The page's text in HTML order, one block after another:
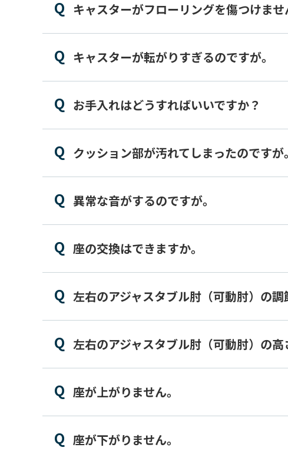
キャスターがフローリングを傷つけませ
キャスターが転がりすぎるのですが。
お手入れはどうすればいいですか？
クッション部が汚れてしまったのですが。
異常な音がするのですが。
座の交換はできますか。
左右のアジャスタブル肘（可動肘）の調
左右のアジャスタブル肘（可動肘）の高
座が上がりません。
座が下がりません。